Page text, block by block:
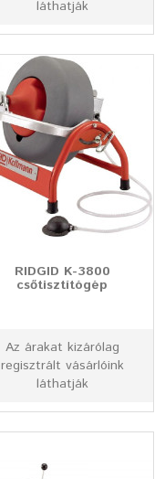
láthatják
RIDGID K-3800
csőtisztítógép
Az árakat kizárólag
regisztrált vásárlóink
láthatják